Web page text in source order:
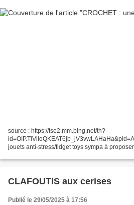
source : https://tse2.mm.bing.net/th?
jouets anti-stress/fidget toys sympa à
CLAFOUTIS aux cerises
Publié le 29/05/2025 à 17:56